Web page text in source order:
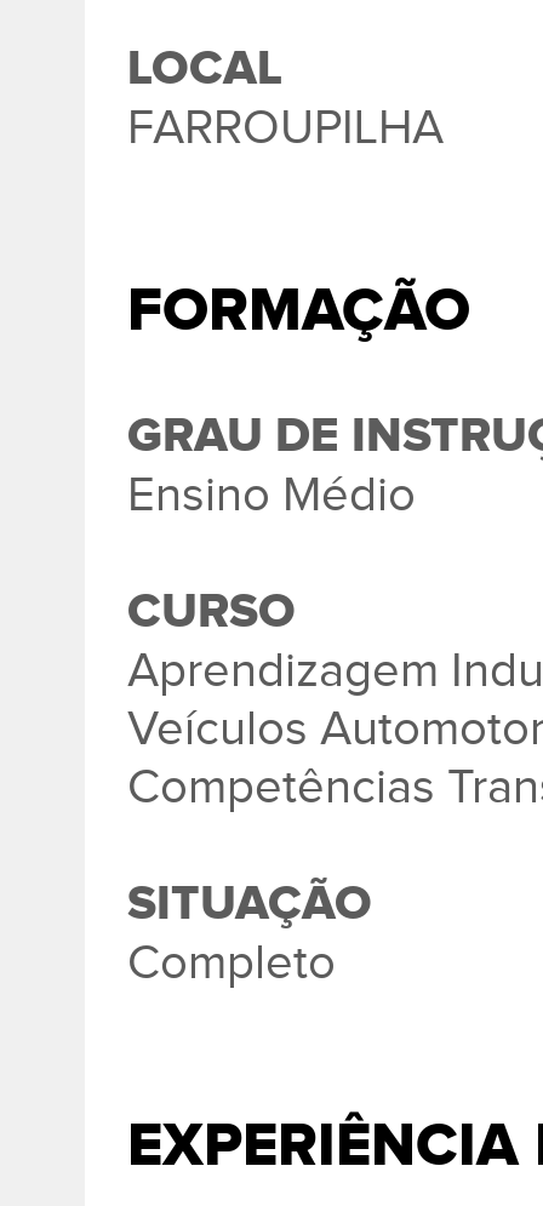
LOCAL
FARROUPILHA
FORMAÇÃO
GRAU DE
Ensino Médio
CURSO
Aprendizagem
Veículos
Competências
SITUAÇÃO
Completo